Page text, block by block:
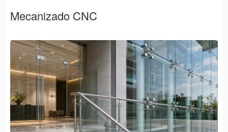
Mecanizado CNC